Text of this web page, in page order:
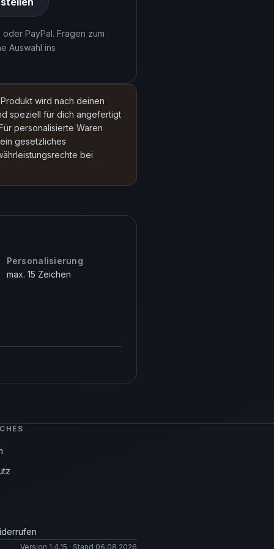
PayPal. Fragen zum
Auswahl ins
wird nach deinen
speziell für dich angefertigt
personalisierte Waren
gesetzliches
bei
Personalisierung
max. 15 Zeichen
Version 1.4.15 · Stand 06.08.2026